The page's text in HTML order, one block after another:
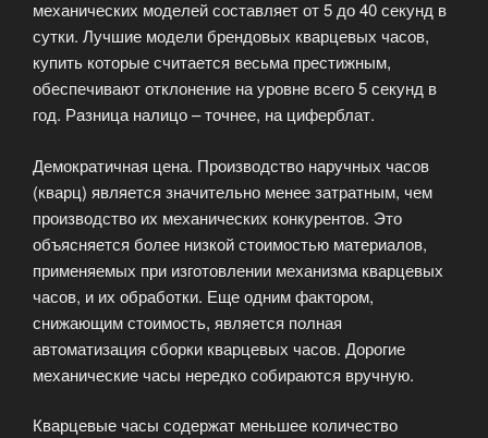
механических моделей составляет от 5 до 40 секунд в
сутки. Лучшие модели брендовых кварцевых часов,
купить которые считается весьма престижным,
обеспечивают отклонение на уровне всего 5 секунд в
год. Разница налицо – точнее, на циферблат.
Демократичная цена. Производство наручных часов
(кварц) является значительно менее затратным, чем
производство их механических конкурентов. Это
объясняется более низкой стоимостью материалов,
применяемых при изготовлении механизма кварцевых
часов, и их обработки. Еще одним фактором,
снижающим стоимость, является полная
автоматизация сборки кварцевых часов. Дорогие
механические часы нередко собираются вручную.
Кварцевые часы содержат меньшее количество